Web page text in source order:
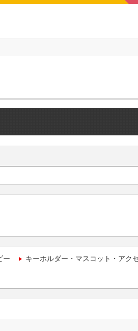
ー キーホルダー・マスコット・アク